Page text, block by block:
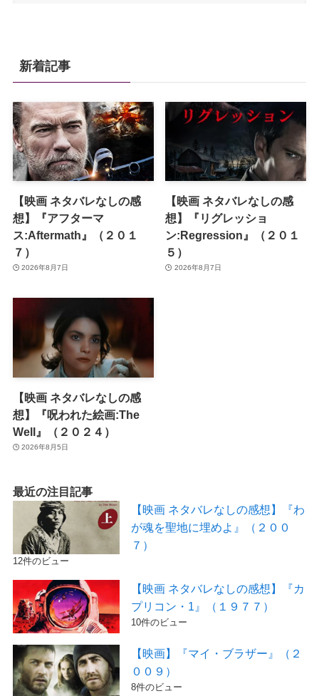
新着記事
【映画 ネタバレなしの感
想】『アフターマ
ス:Aftermath』（２０１
７）
2026年8月7日
【映画 ネタバレなしの感
想】『リグレッショ
ン:Regression』（２０１
５）
2026年8月7日
【映画 ネタバレなしの感
想】『呪われた絵画:The
Well』（２０２４）
2026年8月5日
最近の注目記事
【映画 ネタバレなしの感想】『わ
が魂を聖地に埋めよ』（２００
７）
12件のビュー
【映画 ネタバレなしの感想】『カ
プリコン・1』（１９７７）
10件のビュー
【映画】『マイ・ブラザー』（２
００９）
8件のビュー